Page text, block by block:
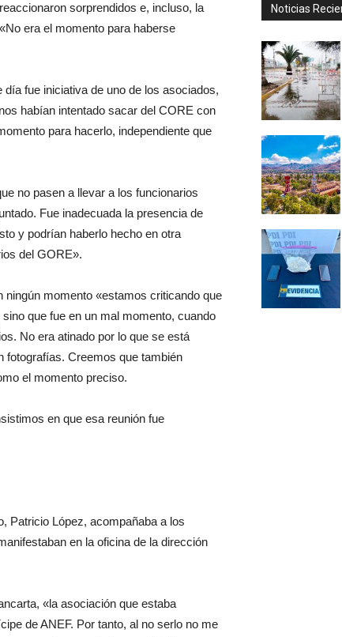
sorprendidos e, incluso, la
era el momento para haberse
fue iniciativa de uno de los asociados,
habían intentado sacar del CORE con
para hacerlo, independiente que
no pasen a llevar a los funcionarios
Fue inadecuada la presencia de
y podrían haberlo hecho en otra
del GORE».
momento «estamos criticando que
que fue en un mal momento, cuando
No era atinado por lo que se está
fotografías. Creemos que también
el momento preciso.
en que esa reunión fue
Patricio López, acompañaba a los
en la oficina de la dirección
«la asociación que estaba
de ANEF. Por tanto, al no serlo no me
Noticias